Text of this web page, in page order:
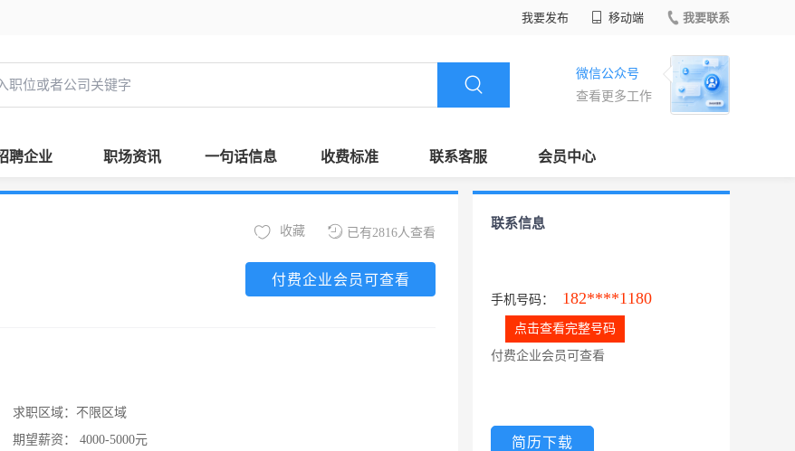
我要发布 移动端 我要联系
微信公众号
查看更多工作
聘企业 职场资讯 一句话信息 收费标准 联系客服 会员中心
已有2816人查看
收藏
付费企业会员可查看
求职区域： 不限区域
期望薪资：
4000-5000元
联系信息
手机号码： 182****1180
点击查看完整号码
付费企业会员可查看
简历下载